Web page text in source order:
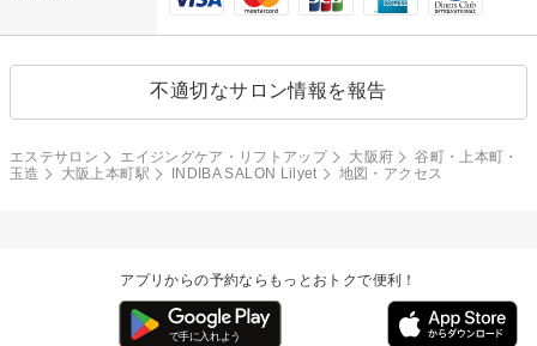
不適切なサロン情報を報告
エステサロン エイジングケア・リフトアップ 大阪府
谷町・上本町・
玉造
大阪上本町駅 INDIBA SALON Lilyet 地図・アクセス
アプリからの予約ならもっとおトクで便利！